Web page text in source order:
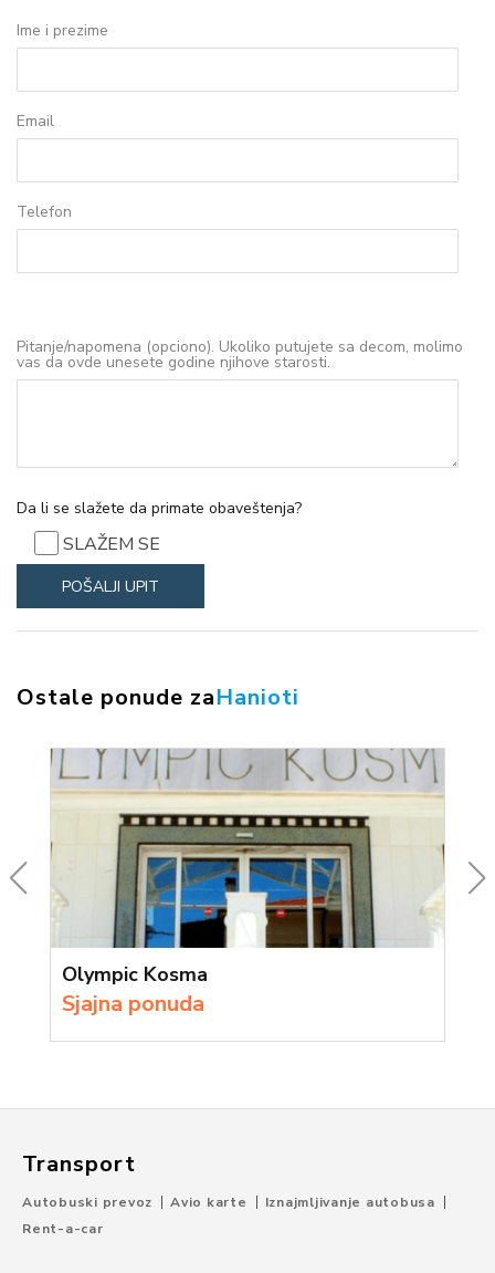
Ime i prezime
Email
Telefon
Pitanje/napomena (opciono). Ukoliko putujete sa decom, molimo
vas da ovde unesete godine njihove starosti.
Da li se slažete da primate obaveštenja?
SLAŽEM SE
Ostale ponude zaHanioti
Olympic Kosma
Sjajna ponuda
Transport
Autobuski prevoz Avio karte
Iznajmljivanje autobusa
Rent-a-car